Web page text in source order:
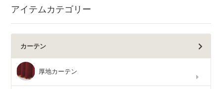
アイテムカテゴリー
カーテン
厚地カーテン